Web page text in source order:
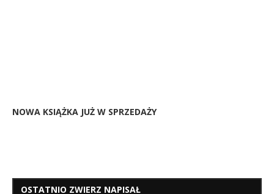
NOWA KSIĄŻKA JUŻ W SPRZEDAŻY
OSTATNIO ZWIERZ NAPISAŁ